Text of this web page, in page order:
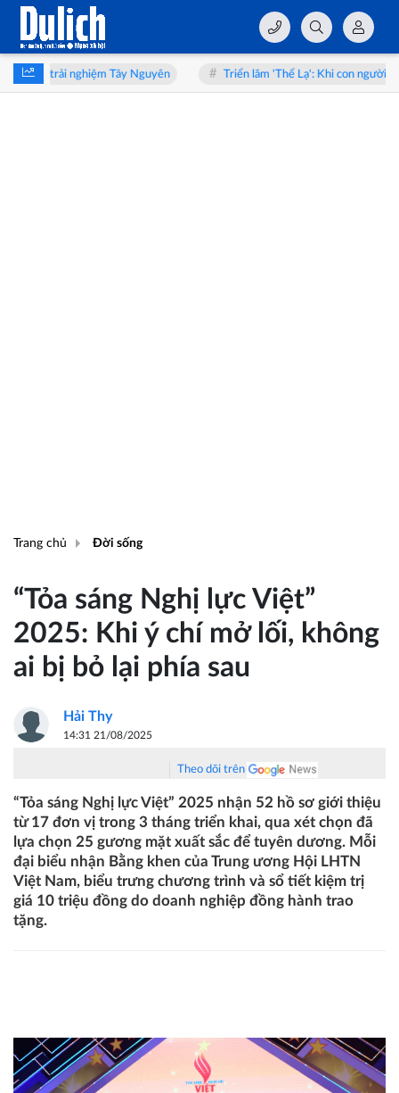
Nguyên Triển lãm 'Thể Lạ': Khi con người soi mình trong tấm
Trang chủ Đời sống
“Tỏa sáng Nghị lực Việt”
2025: Khi ý chí mở lối, không
ai bị bỏ lại phía sau
Hải Thy
14:31 21/08/2025
Theo dõi trên
“Tỏa sáng Nghị lực Việt” 2025 nhận 52 hồ sơ giới thiệu
từ 17 đơn vị trong 3 tháng triển khai, qua xét chọn đã
lựa chọn 25 gương mặt xuất sắc để tuyên dương. Mỗi
đại biểu nhận Bằng khen của Trung ương Hội LHTN
Việt Nam, biểu trưng chương trình và sổ tiết kiệm trị
giá 10 triệu đồng do doanh nghiệp đồng hành trao
tặng.